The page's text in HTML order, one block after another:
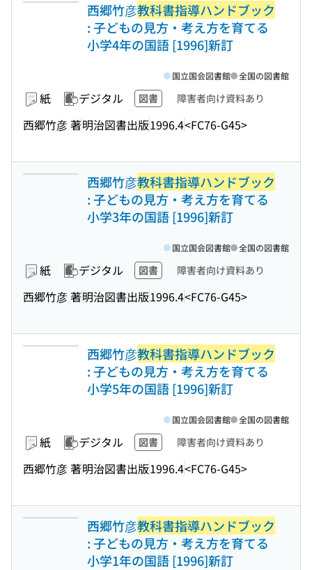
西郷竹彦教科書指導ハンドブック
: 子どもの見方・考え方を育てる
小学4年の国語 [1996]新訂
紙 デジタル 図書 障害者向け資料あり
西郷竹彦 著明治図書出版1996.4<FC76-G45>
国立国会図書館 全国の図書館
西郷竹彦教科書指導ハンドブック
: 子どもの見方・考え方を育てる
小学3年の国語 [1996]新訂
紙 デジタル 図書 障害者向け資料あり
西郷竹彦 著明治図書出版1996.4<FC76-G45>
国立国会図書館 全国の図書館
西郷竹彦教科書指導ハンドブック
: 子どもの見方・考え方を育てる
小学5年の国語 [1996]新訂
紙 デジタル 図書 障害者向け資料あり
西郷竹彦 著明治図書出版1996.4<FC76-G45>
国立国会図書館 全国の図書館
西郷竹彦教科書指導ハンドブック
: 子どもの見方・考え方を育てる
小学1年の国語 [1996]新訂